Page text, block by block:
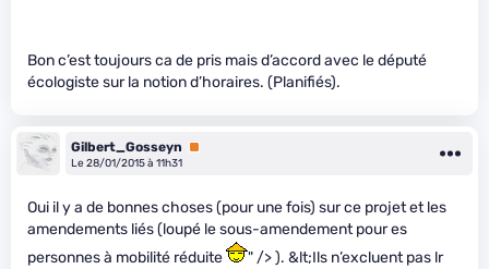
Bon c’est toujours ca de pris mais d’accord avec le député
écologiste sur la notion d’horaires. (Planifiés).
Gilbert_Gosseyn
Premium
Le 28/01/2015 à 11h31
Oui il y a de bonnes choses (pour une fois) sur ce projet et les
amendements liés (loupé le sous-amendement pour es
personnes à mobilité réduite
" /> ). &lt;Ils n’excluent pas lr